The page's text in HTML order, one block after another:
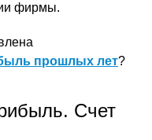
фирмы.
прошлых лет?
Счет